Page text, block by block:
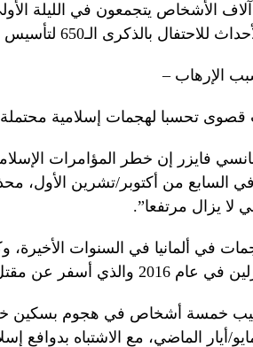
آلاف الأشخاص يتجمعون في الليلة
الـ650 لتأسيس مدينة زولينغن.
الإرهاب –
قصوى تحسبا لهجمات إسلامية
فايزر إن خطر المؤامرات
السابع من أكتوبر/تشرين الأول،
لا يزال مرتفعا”.
في ألمانيا في السنوات
أسفر عن مقتل 12 شخصا.
خمسة أشخاص في هجوم بسكين
أيار الماضي، مع الاشتباه بدوافع